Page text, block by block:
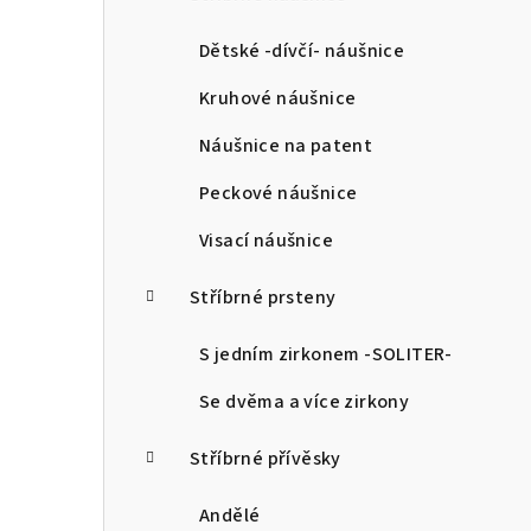
Dětské -dívčí- náušnice
Kruhové náušnice
Náušnice na patent
Peckové náušnice
Visací náušnice
Stříbrné prsteny
S jedním zirkonem -SOLITER-
Se dvěma a více zirkony
Stříbrné přívěsky
Andělé